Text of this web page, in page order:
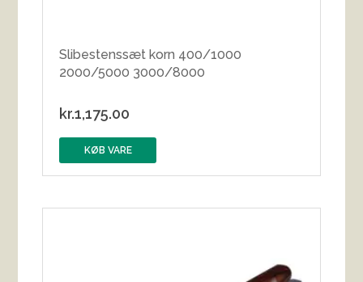
Slibestenssæt korn 400/1000
2000/5000 3000/8000
kr.1,175.00
KØB VARE